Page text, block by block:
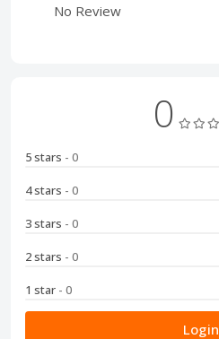
No Review
0
5 stars - 0
4 stars - 0
3 stars - 0
2 stars - 0
1 star - 0
Login